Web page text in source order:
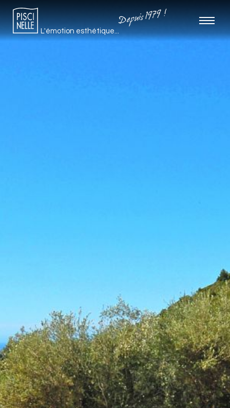
L'émotion esthétique...
Depuis 1979 !